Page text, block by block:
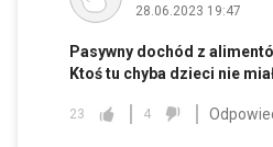
28.06.2023 19:47
Pasywny dochód z
Ktoś tu chyba dzieci nie
23 4